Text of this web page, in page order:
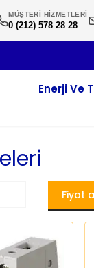
MÜŞTERİ HİZMETLERİ
0 (212) 578 28 28
Enerji Ve
Fiyat